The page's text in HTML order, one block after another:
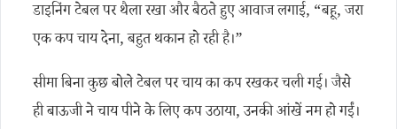
डाइनिंग टेबल पर थैला रखा और बैठते हुए आवाज लगाई, “बहू, जरा
एक कप चाय देना, बहुत थकान हो रही है।”
सीमा बिना कुछ बोले टेबल पर चाय का कप रखकर चली गई। जैसे
ही बाऊजी ने चाय पीने के लिए कप उठाया, उनकी आंखें नम हो गईं।